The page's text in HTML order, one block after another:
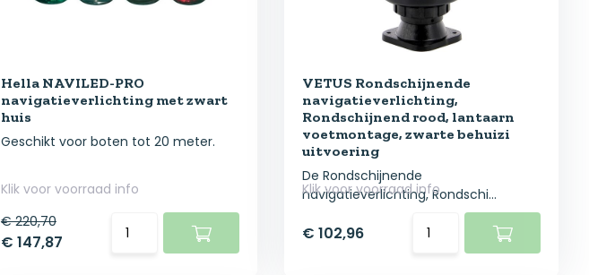
Hella NAVILED-PRO
navigatieverlichting met zwart
huis
Geschikt voor boten tot 20 meter.
Klik voor voorraad info
€ 220,70
€ 147,87
VETUS Rondschijnende
navigatieverlichting,
Rondschijnend rood, lantaarn
voetmontage, zwarte behuizi
uitvoering
De Rondschijnende
navigatieverlichting, Rondschi...
Klik voor voorraad info
€ 102,96